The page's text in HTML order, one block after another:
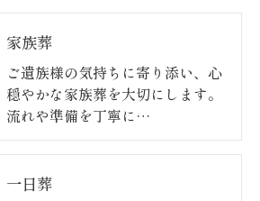
家族葬
ご遺族様の気持ちに寄り添い、心
穏やかな家族葬を大切にします。
流れや準備を丁寧に…
一日葬